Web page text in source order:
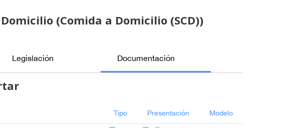
(Comida a Domicilio (SCD))
Legislación Documentación
Tipo Presentación Modelo